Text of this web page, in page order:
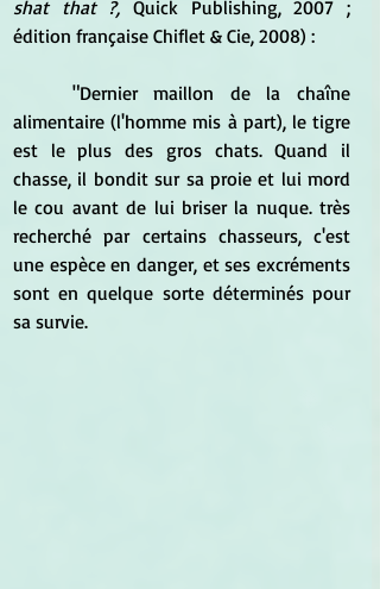
shat that ?, Quick Publishing, 2007 ;
édition française Chiflet & Cie, 2008) :
alimentaire (l'homme mis à part), le tigre
est le plus des gros chats. Quand il
chasse, il bondit sur sa proie et lui mord
le cou avant de lui briser la nuque. très
recherché par certains chasseurs, c'est
une espèce en danger, et ses excréments
sont en quelque sorte déterminés pour
sa survie.